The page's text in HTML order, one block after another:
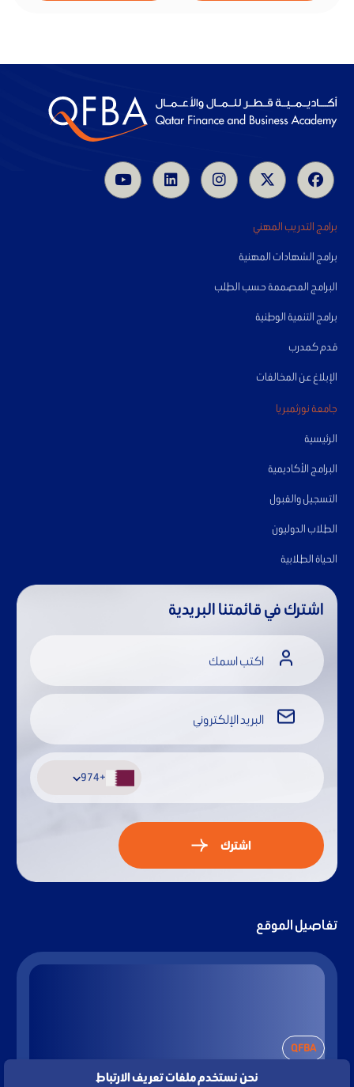
برامج التدريب المهني
برامج الشهادات المهنية
البرامج المصممة حسب الطلب
برامج التنمية الوطنية
قدم كمدرب
الإبلاغ عن المخالفات
جامعة نورثمبريا
الرئيسية
البرامج الأكاديمية
التسجيل والقبول
الطلاب الدوليون
الحياة الطلابية
اشترك في قائمتنا البريدية
+974
+974
اشترك
تفاصيل الموقع
QFBA
نحن نستخدم ملفات تعريف الارتباط